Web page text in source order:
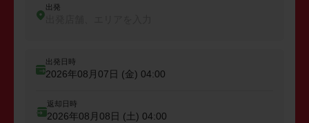
出発
出発日時
2026年08月07日 (金) 04:00
返却日時
2026年08月08日 (土) 04:00